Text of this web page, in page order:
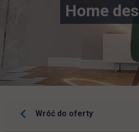
Home
Wróć do oferty